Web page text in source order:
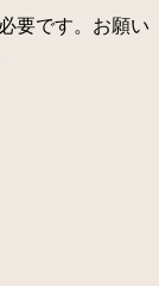
要です。お願い